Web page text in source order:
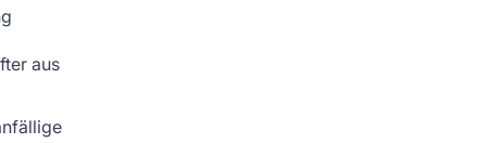
aus